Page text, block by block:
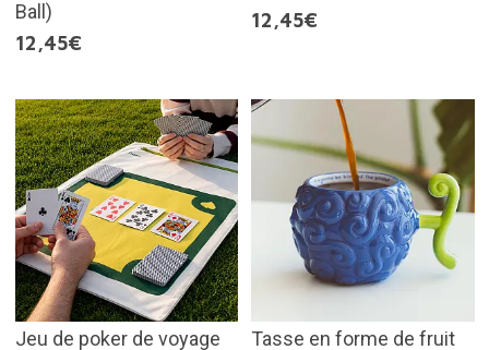
Ball)
12,45€
12,45€
Jeu de poker de voyage
Tasse en forme de fruit